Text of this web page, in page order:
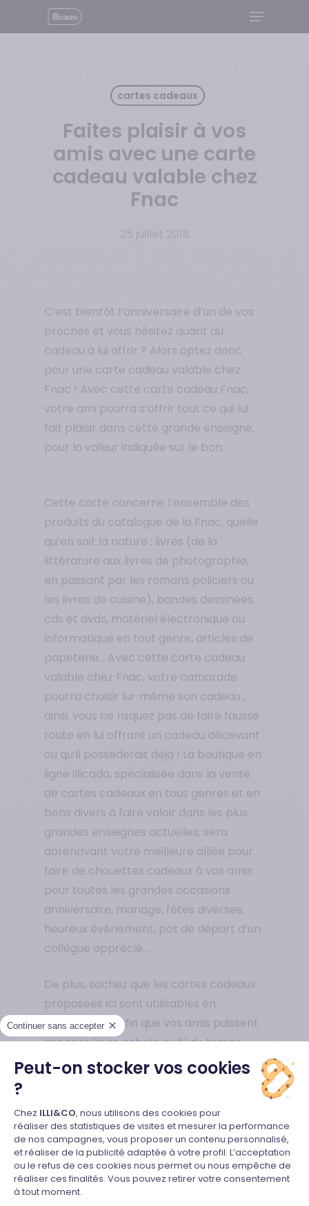
Continuer sans accepter
Peut-on stocker vos cookies
?
Plateforme de Gestion du
Chez ILLI&CO, nous utilisons des cookies pour
réaliser des statistiques de visites et mesurer la performance
de nos campagnes, vous proposer un contenu personnalisé,
et réaliser de la publicité adaptée à votre profil. L’acceptation
ou le refus de ces cookies nous permet ou nous empêche de
réaliser ces finalités. Vous pouvez retirer votre consentement
à tout moment.
Axeptio consent
Menu
cartes cadeaux
Faites plaisir à vos
amis avec une carte
cadeau valable chez
Fnac
25 juillet 2018
C’est bientôt l’anniversaire d’un de vos
proches et vous hésitez quant au
cadeau à lui offrir ? Alors optez donc
pour une carte cadeau valable chez
Fnac ! Avec cette carte cadeau Fnac,
votre ami pourra s’offrir tout ce qui lui
fait plaisir dans cette grande enseigne,
pour la valeur indiquée sur le bon.
Cette carte concerne l’ensemble des
produits du catalogue de la Fnac, quelle
qu’en soit la nature : livres (de la
littérature aux livres de photographie,
en passant par les romans policiers ou
les livres de cuisine), bandes dessinées,
cds et dvds, matériel électronique ou
informatique en tout genre, articles de
papeterie… Avec cette carte cadeau
valable chez Fnac, votre camarade
pourra choisir lui-même son cadeau ;
ainsi, vous ne risquez pas de faire fausse
route en lui offrant un cadeau décevant
ou qu’il posséderait déjà ! La boutique en
ligne illicado, spécialisée dans la vente
de cartes cadeaux en tous genres et en
bons divers à faire valoir dans les plus
grandes enseignes actuelles, sera
dorénavant votre meilleure alliée pour
faire de chouettes cadeaux à vos amis
pour toutes les grandes occasions :
anniversaire, mariage, fêtes diverses,
heureux événement, pot de départ d’un
collègue apprécié…
De plus, sachez que les cartes cadeaux
proposées ici sont utilisables en
plusieurs fois, afin que vos amis puissent
espacer leurs achats au fil du temps.
Alors, si vous êtes en quête du cadeau
commande sans perdre de temps de
cette petite carte cadeau valable chez
Fnac ! Grâce à elle, l’ordinateur, la
tablette numérique ou le nouveau poste
de télévision à écran plasma tant